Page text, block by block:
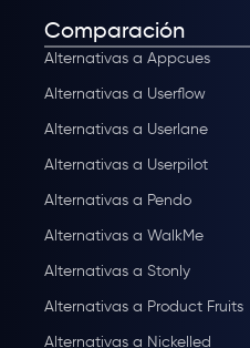
Comparación
Alternativas a Appcues
Alternativas a Userflow
Alternativas a Userlane
Alternativas a Userpilot
Alternativas a Pendo
Alternativas a WalkMe
Alternativas a Stonly
Alternativas a Product Fruits
Alternativas a Nickelled